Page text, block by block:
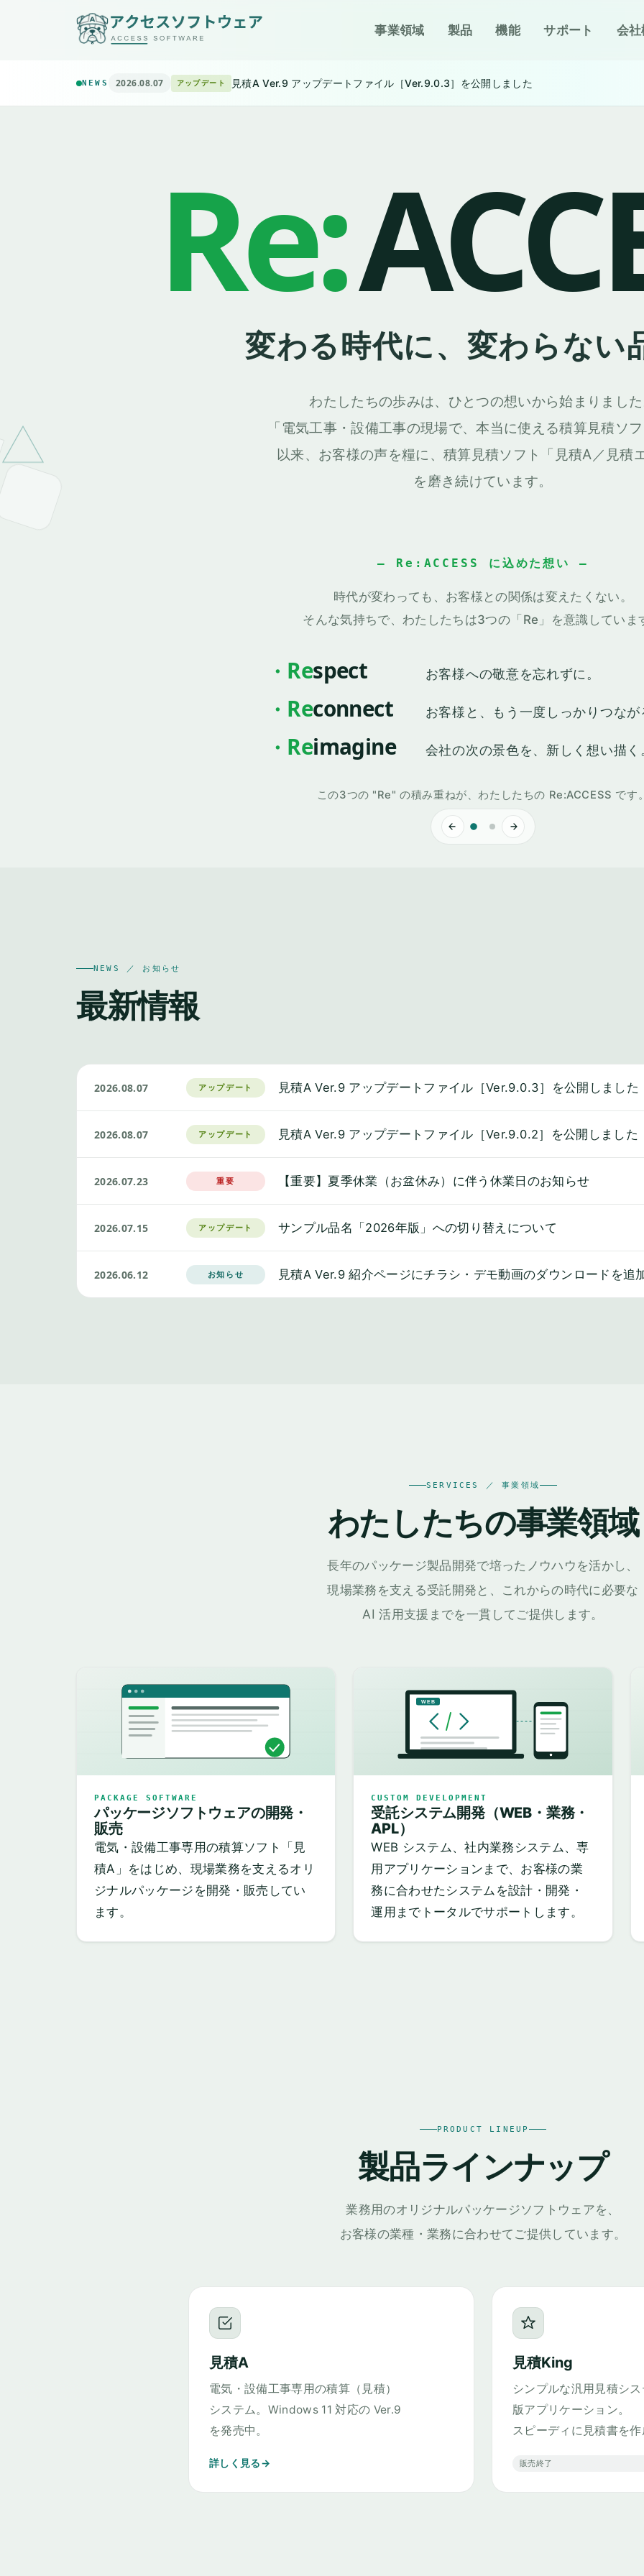
事業領域 製品 機能 サポート 会
NEWS 2026.08.07 アップデート 見積A Ver.9 アップデートファイル［Ver.9.0.3］を公開しました
Re:
変わる時代に、 変わらない
わたしたちの歩みは、ひとつの想いから始まりました
「電気工事・設備工事の現場で、本当に使える積算見積ソフ
以来、お客様の声を糧に、積算見積ソフト「見積A／見積
を磨き続けています。
— Re:ACCESS に込めた想い —
時代が変わっても、お客様との関係は変えたくない。
そんな気持ちで、わたしたちは3つの「Re」を意識していま
Respect お客様への敬意を忘れずに。
Reconnect お客様と、もう一度しっかりつなが
Reimagine 会社の次の景色を、新しく想い描く
この3つの "Re" の積み重ねが、わたしたちの Re:ACCESS です。
電気工事・設備工事 専用 積算見積ソフト
見積AVer.9
電気工事・設備工事専用の積算見積ソフト
明細入力・複合単価・歩掛・品名マスター・Excel帳票出力・
仕様書PDF →
NEWS ／ お知らせ
最新情報
2026.08.07 アップデート 見積A Ver.9 アップデートファイル［Ver.9.0.3］を公開しました
2026.08.07 アップデート 見積A Ver.9 アップデートファイル［Ver.9.0.2］を公開しました
2026.07.23 重要 【重要】夏季休業（お盆休み）に伴う休業日のお知らせ
2026.07.15 アップデート サンプル品名「2026年版」への切り替えについて
2026.06.12 お知らせ 見積A Ver.9 紹介ページにチラシ・デモ動画のダウンロードを追
SERVICES ／ 事業領域
わたしたちの事業領域
長年のパッケージ製品開発で培ったノウハウを活かし、
現場業務を支える受託開発と、これからの時代に必要な
AI 活用支援までを一貫してご提供します。
PACKAGE SOFTWARE
パッケージソフトウェアの開発・
販売
電気・設備工事専用の積算ソフト「見
積A」をはじめ、現場業務を支えるオリ
ジナルパッケージを開発・販売してい
ます。
WEB
CUSTOM DEVELOPMENT
受託システム開発（WEB・業務・
APL）
WEB システム、社内業務システム、専
用アプリケーションまで、お客様の業
務に合わせたシステムを設計・開発・
運用までトータルでサポートします。
PRODUCT LINEUP
製品ラインナップ
業務用のオリジナルパッケージソフトウェアを、
お客様の業種・業務に合わせてご提供しています。
見積A
電気・設備工事専用の積算（見積）
システム。Windows 11 対応の Ver.9
を発売中。
詳しく見る
見積King
シンプルな汎用見積シ
版アプリケーション。
スピーディに見積書を作
販売終了